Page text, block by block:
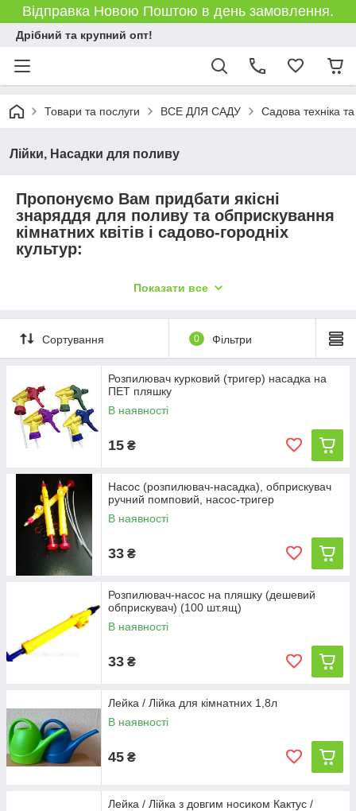
Відправка Новою Поштою в день замовлення.
Дрібний та крупний опт!
Товари та послуги ВСЕ ДЛЯ САДУ Садова техніка
Лійки, Насадки для поливу
Пропонуємо Вам придбати якісні
знаряддя для поливу та обприскування
кімнатних квітів і садово-городніх
культур:
Обприскувачі помпові
(про"об'ємом від 2л до 10л),
(розпилювачі з колбами від 0,5 л до
2 л та з регульованими насадками
для розбризкування),
Насадки на пет-пляшку для
(розбризкувач, або насос-
розбризкувач).
Показати все
Сортування 0 Фільтри
Розпилювач курковий (тригер) насадка на
ПЕТ пляшку
В наявності
15 ₴
Насос (розпилювач-насадка), обприскувач
ручний помповий, насос-тригер
В наявності
33 ₴
Розпилювач-насос на пляшку (дешевий
обприскувач) (100 шт.ящ)
В наявності
33 ₴
Лейка / Лійка для кімнатних 1,8л
В наявності
45 ₴
Лейка / Лійка з довгим носиком Кактус /